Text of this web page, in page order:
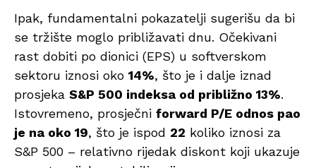
Ipak, fundamentalni pokazatelji sugerišu da bi
se tržište moglo približavati dnu. Očekivani
rast dobiti po dionici (EPS) u softverskom
sektoru iznosi oko 14%, što je i dalje iznad
prosjeka S&P 500 indeksa od približno 13%.
Istovremeno, prosječni forward P/E odnos pao
je na oko 19, što je ispod 22 koliko iznosi za
S&P 500 – relativno rijedak diskont koji ukazuje